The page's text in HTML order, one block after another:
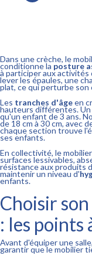
Dans une crèche, le
conditionne la posture
à participer aux activités
lever les épaules, une
plat, ce qui perturbe
Les tranches d'âgeen
hauteurs différentes. Un
qu'un enfant de 3 ans.
de 18 cm à 30 cm, avec
chaque section trouve
ses enfants.
En collectivité, le
surfaces lessivables,
résistance aux produits
maintenir un niveau d'
enfants.
Choisir
: les points
Avant d'équiper une
garantir que le mobilier